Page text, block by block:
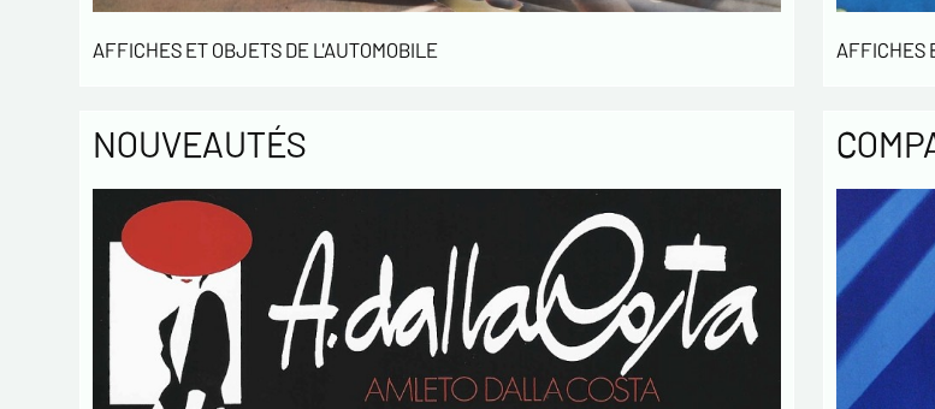
AFFICHES ET OBJETS DE L'AUTOMOBILE AFFICHES
NOUVEAUTÉS